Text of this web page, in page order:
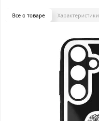
Все о товаре Характеристики